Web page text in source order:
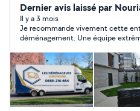
Dernier avis laissé par
Il y a 3 mois
Je recommande vivement cette
déménagement. Une équipe
déménageurs ont travaillé avec
bonne humeur, en protégeant
objets fragiles. Tout s’est déroulé
annoncés. Un vrai service de
sérieuses et à l’écoute. Si vous
pros et fiables, vous pouvez leur